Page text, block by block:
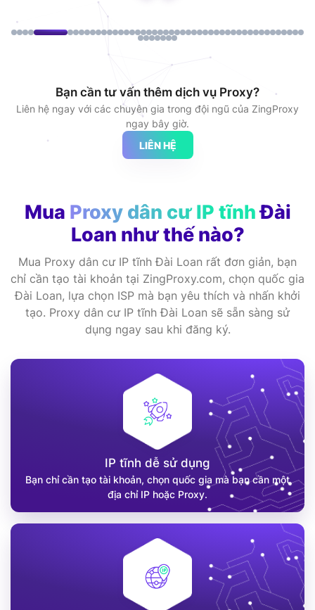
Bạn cần tư vấn thêm dịch vụ Proxy?
Liên hệ ngay với các chuyên gia trong đội ngũ của ZingProxy
ngay bây giờ.
LIÊN HỆ
Mua Proxy dân cư IP tĩnhĐài
Loan như thế nào?
Mua Proxy dân cư IP tĩnh Đài Loan rất đơn giản, bạn
chỉ cần tạo tài khoản tại ZingProxy.com, chọn quốc gia
Đài Loan, lựa chọn ISP mà bạn yêu thích và nhấn khởi
tạo. Proxy dân cư IP tĩnh Đài Loan sẽ sẵn sàng sử
dụng ngay sau khi đăng ký.
IP tĩnh dễ sử dụng
Bạn chỉ cần tạo tài khoản, chọn quốc gia mà bạn cần một
địa chỉ IP hoặc Proxy.